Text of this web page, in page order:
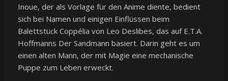
Inoue, der als Vorlage für den Anime diente, bedient
sich bei Namen und einigen Einflüssen beim
Balettstück Coppélia von Leo Deslibes, das auf E.T.A.
Hoffmanns Der Sandmann basiert. Darin geht es um
einen alten Mann, der mit Magie eine mechanische
Puppe zum Leben erweckt.